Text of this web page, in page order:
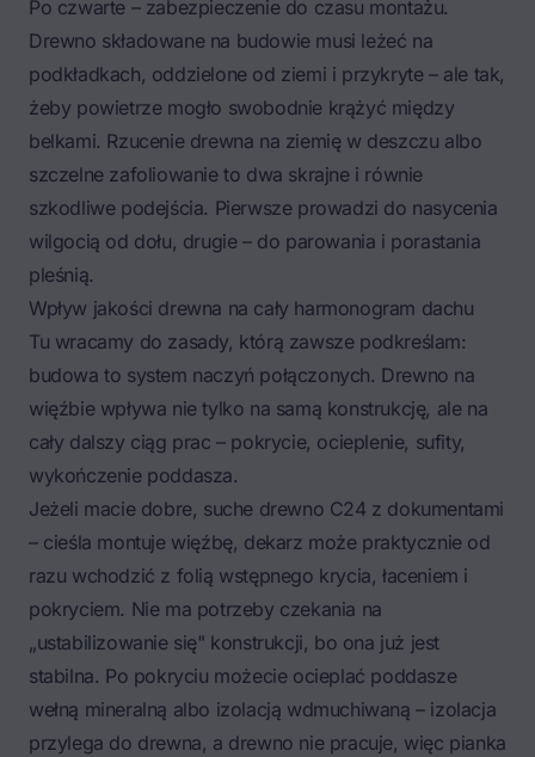
Po czwarte – zabezpieczenie do czasu montażu.
Drewno składowane na budowie musi leżeć na
podkładkach, oddzielone od ziemi i przykryte – ale tak,
żeby powietrze mogło swobodnie krążyć między
belkami. Rzucenie drewna na ziemię w deszczu albo
szczelne zafoliowanie to dwa skrajne i równie
szkodliwe podejścia. Pierwsze prowadzi do nasycenia
wilgocią od dołu, drugie – do parowania i porastania
pleśnią.
Wpływ jakości drewna na cały harmonogram dachu
Tu wracamy do zasady, którą zawsze podkreślam:
budowa to system naczyń połączonych. Drewno na
więźbie wpływa nie tylko na samą konstrukcję, ale na
cały dalszy ciąg prac – pokrycie, ocieplenie, sufity,
wykończenie poddasza.
Jeżeli macie dobre, suche drewno C24 z dokumentami
– cieśla montuje więźbę, dekarz może praktycznie od
razu wchodzić z folią wstępnego krycia, łaceniem i
pokryciem. Nie ma potrzeby czekania na
„ustabilizowanie się" konstrukcji, bo ona już jest
stabilna. Po pokryciu możecie ocieplać poddasze
wełną mineralną albo izolacją wdmuchiwaną – izolacja
przylega do drewna, a drewno nie pracuje, więc pianka